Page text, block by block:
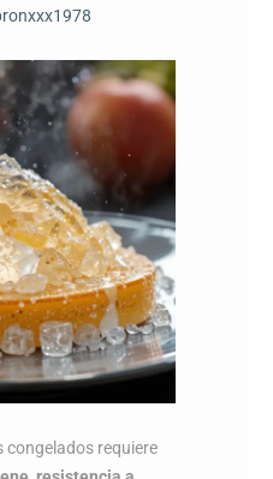
congelados requiere